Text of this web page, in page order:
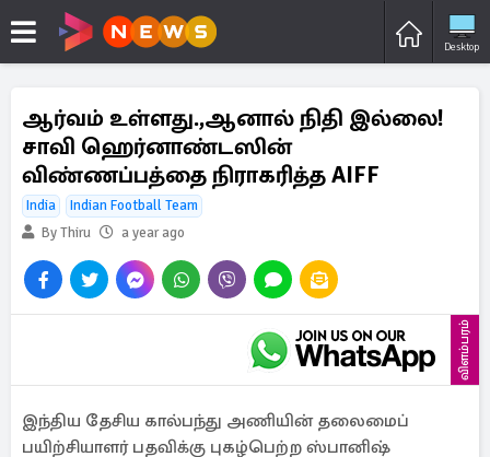
Desktop
ஆர்வம் உள்ளது.,ஆனால் நிதி இல்லை!
சாவி ஹெர்னாண்டஸின்
விண்ணப்பத்தை நிராகரித்த AIFF
India
Indian Football Team
By Thiru
a year ago
விளம்பரம்
இந்திய தேசிய கால்பந்து அணியின் தலைமைப்
பயிற்சியாளர் பதவிக்கு புகழ்பெற்ற ஸ்பானிஷ்